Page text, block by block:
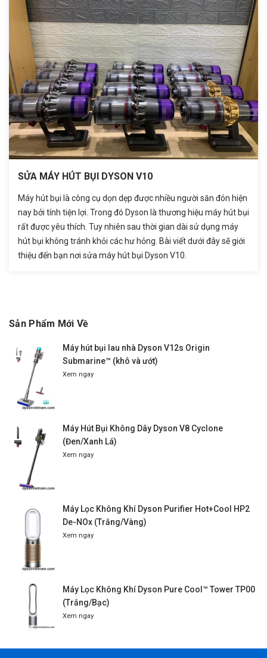
SỬA MÁY HÚT BỤI DYSON V10
Máy hút bụi là công cụ dọn dẹp được nhiều người săn đón hiện
nay bởi tính tiện lợi. Trong đó Dyson là thương hiệu máy hút bụi
rất được yêu thích. Tuy nhiên sau thời gian dài sử dụng máy
hút bụi không tránh khỏi các hư hỏng. Bài viết dưới đây sẽ giới
thiệu đến bạn nơi sửa máy hút bụi Dyson V10.
Sản Phẩm Mới Về
Máy hút bụi lau nhà Dyson V12s Origin
Submarine™ (khô và ướt)
Xem ngay
Máy Hút Bụi Không Dây Dyson V8 Cyclone
(Đen/Xanh Lá)
Xem ngay
Máy Lọc Không Khí Dyson Purifier Hot+Cool HP2
De-NOx (Trắng/Vàng)
Xem ngay
Máy Lọc Không Khí Dyson Pure Cool™ Tower TP00
(Trắng/Bạc)
Xem ngay